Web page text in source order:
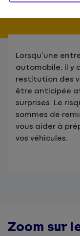
Lorsqu’une
automobile, il y
restitution des
être anticipée
surprises. Le
sommes de
vous aider à
vos véhicules.
Zoom sur